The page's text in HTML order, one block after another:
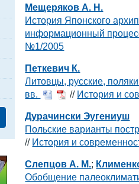
Мещеряков А. Н.
История Японского
информационный
№1/2005
Петкевич К.
Литовцы, русские,
вв.
// История и
Дурачински Эугениуш
Польские варианты
// История и
Слепцов А. М.;
Обобщение